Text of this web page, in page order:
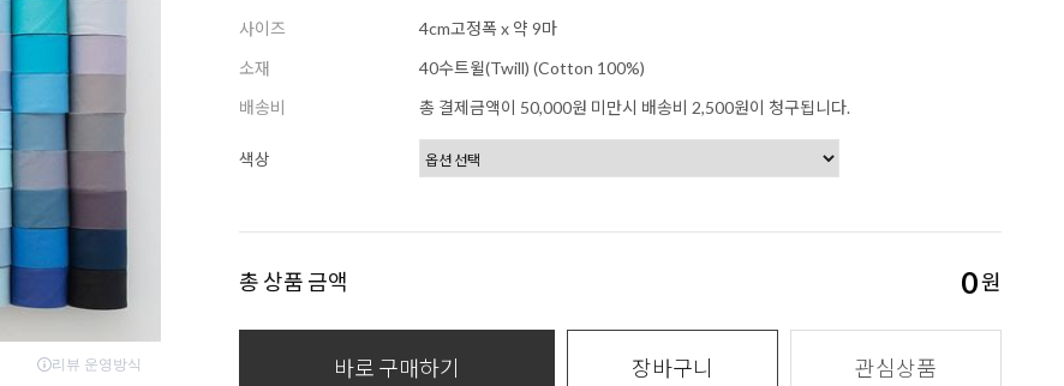
사이즈
4cm고정폭 x 약 9마
소재
40수트윌(Twill) (Cotton 100%)
배송비
총 결제금액이 50,000원 미만시 배송비 2,500원이 청구됩니다.
색상
총 상품 금액 0원
바로 구매하기 장바구니 관심상품